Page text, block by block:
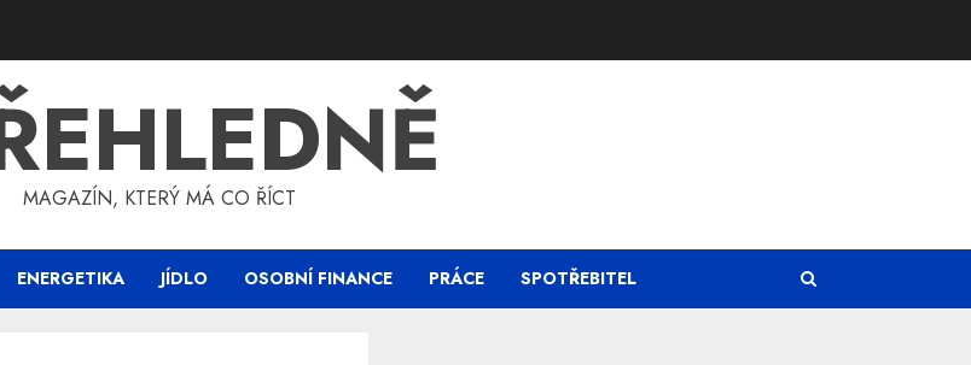
MAGAZÍN, KTERÝ MÁ CO ŘÍCT
ENERGETIKA JÍDLO OSOBNÍ FINANCE PRÁCE SPOTŘEBITEL